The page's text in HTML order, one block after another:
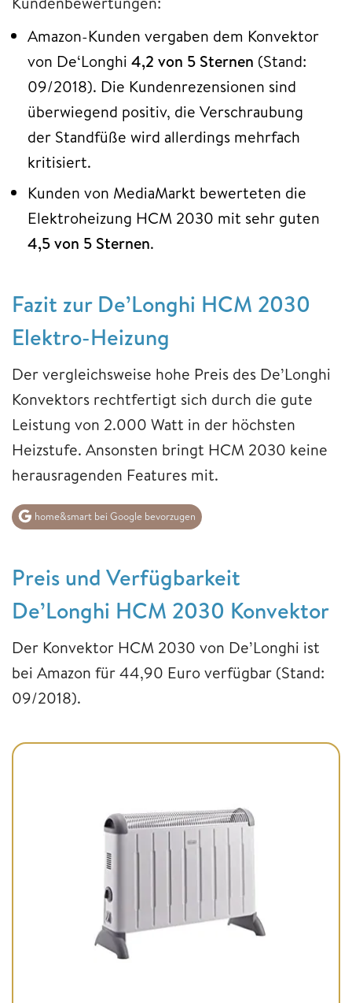
Amazon-Kunden vergaben dem Konvektor
von De‘Longhi 4,2 von 5 Sternen (Stand:
09/2018). Die Kundenrezensionen sind
überwiegend positiv, die Verschraubung
der Standfüße wird allerdings mehrfach
kritisiert.
Kunden von MediaMarkt bewerteten die
Elektroheizung HCM 2030 mit sehr guten
4,5 von 5 Sternen.
Fazit zur De’Longhi HCM 2030
Elektro-Heizung
Der vergleichsweise hohe Preis des De’Longhi
Konvektors rechtfertigt sich durch die gute
Leistung von 2.000 Watt in der höchsten
Heizstufe. Ansonsten bringt HCM 2030 keine
herausragenden Features mit.
home&smart bei Google bevorzugen
Preis und Verfügbarkeit
De’Longhi HCM 2030 Konvektor
Der Konvektor HCM 2030 von De’Longhi ist
bei Amazon für 44,90 Euro verfügbar (Stand:
09/2018).